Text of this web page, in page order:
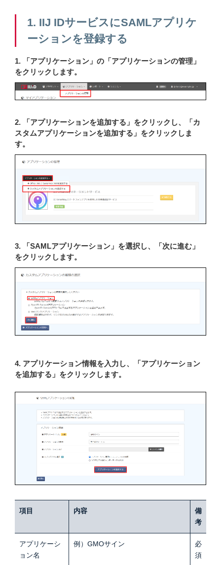
1. IIJ IDサービスにSAMLアプリケ
ーションを登録する
1. 「アプリケーション」の「アプリケーションの管理」
をクリックします。
2. 「アプリケーションを追加する」をクリックし、「カ
スタムアプリケーションを追加する」をクリックしま
す。
3. 「SAMLアプリケーション」を選択し、「次に進む」
をクリックします。
4. アプリケーション情報を入力し、「アプリケーション
を追加する」をクリックします。
項目 内容
備
考
アプリケーシ
ョン名
例）GMOサイン
必
須